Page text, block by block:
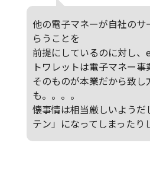
他の電子マネーが自社のサ
らうことを
前提にしているのに対し、
トワレットは電子マネー事
そのものが本業だから致し
も。。。。
懐事情は相当厳しいようだ
テン」になってしまったり